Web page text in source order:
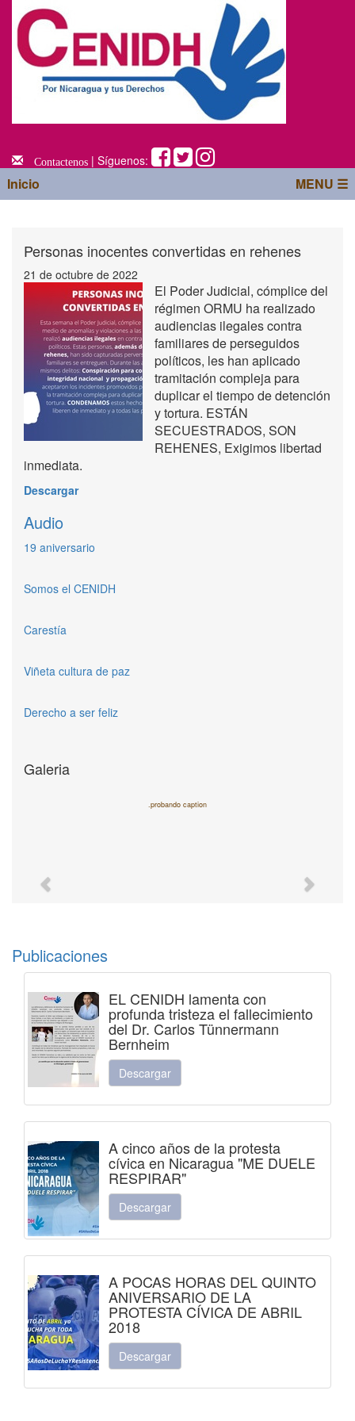
Contactenos | Síguenos:
Inicio MENU ☰
Personas inocentes convertidas en rehenes
21 de octubre de 2022
El Poder Judicial, cómplice del
régimen ORMU ha realizado
audiencias ilegales contra
familiares de perseguidos
políticos, les han aplicado
tramitación compleja para
duplicar el tiempo de detención
y tortura. ESTÁN
SECUESTRADOS, SON
REHENES, Exigimos libertad
inmediata.
Descargar
Audio
19 aniversario
Somos el CENIDH
Carestía
Viñeta cultura de paz
Derecho a ser feliz
Galeria
.probando caption
Previous Next
Publicaciones
EL CENIDH lamenta con
profunda tristeza el fallecimiento
del Dr. Carlos Tünnermann
Bernheim
Descargar
A cinco años de la protesta
cívica en Nicaragua "ME DUELE
RESPIRAR"
Descargar
A POCAS HORAS DEL QUINTO
ANIVERSARIO DE LA
PROTESTA CÍVICA DE ABRIL
2018
Descargar